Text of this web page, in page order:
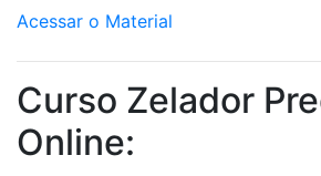
Acessar o Material
Curso Zelador
Online: